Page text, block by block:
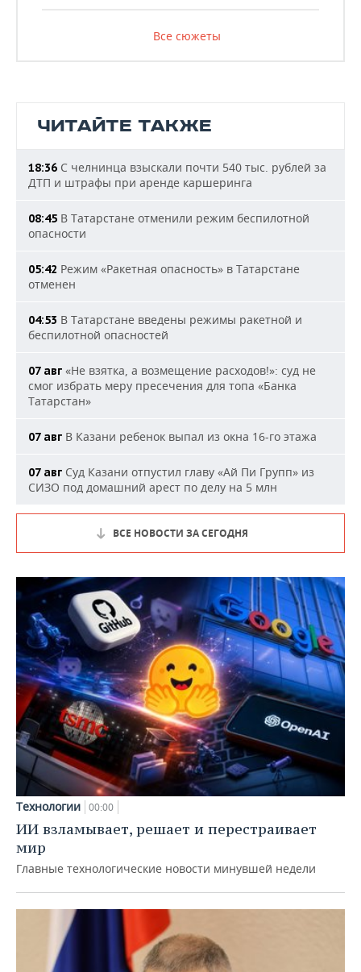
Все сюжеты
ЧИТАЙТЕ ТАКЖЕ
18:36 С челнинца взыскали почти 540 тыс. рублей за
ДТП и штрафы при аренде каршеринга
08:45 В Татарстане отменили режим беспилотной
опасности
05:42 Режим «Ракетная опасность» в Татарстане
отменен
04:53 В Татарстане введены режимы ракетной и
беспилотной опасностей
07 авг «Не взятка, а возмещение расходов!»: суд не
смог избрать меру пресечения для топа «Банка
Татарстан»
07 авг В Казани ребенок выпал из окна 16-го этажа
07 авг Суд Казани отпустил главу «Ай Пи Групп» из
СИЗО под домашний арест по делу на 5 млн
ВСЕ НОВОСТИ ЗА СЕГОДНЯ
Технологии 00:00
ИИ взламывает, решает и перестраивает
мир
Главные технологические новости минувшей недели